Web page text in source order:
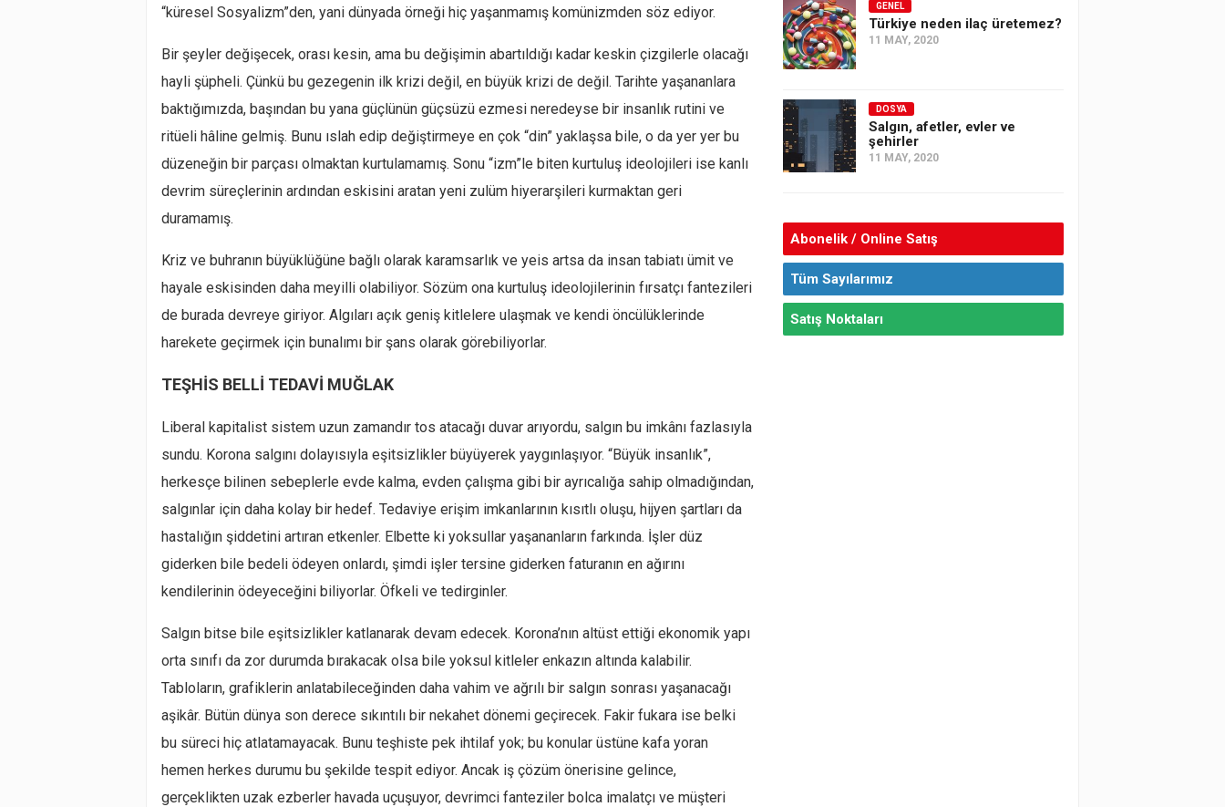
“küresel Sosyalizm”den, yani dünyada örneği hiç yaşanmamış komünizmden söz ediyor.
Bir şeyler değişecek, orası kesin, ama bu değişimin abartıldığı kadar keskin çizgilerle olacağı
hayli şüpheli. Çünkü bu gezegenin ilk krizi değil, en büyük krizi de değil. Tarihte yaşananlara
baktığımızda, başından bu yana güçlünün güçsüzü ezmesi neredeyse bir insanlık rutini ve
ritüeli hâline gelmiş. Bunu ıslah edip değiştirmeye en çok “din” yaklaşsa bile, o da yer yer bu
düzeneğin bir parçası olmaktan kurtulamamış. Sonu “izm”le biten kurtuluş ideolojileri ise kanlı
devrim süreçlerinin ardından eskisini aratan yeni zulüm hiyerarşileri kurmaktan geri
duramamış.
Kriz ve buhranın büyüklüğüne bağlı olarak karamsarlık ve yeis artsa da insan tabiatı ümit ve
hayale eskisinden daha meyilli olabiliyor. Sözüm ona kurtuluş ideolojilerinin fırsatçı fantezileri
de burada devreye giriyor. Algıları açık geniş kitlelere ulaşmak ve kendi öncülüklerinde
harekete geçirmek için bunalımı bir şans olarak görebiliyorlar.
TEŞHİS BELLİ TEDAVİ MUĞLAK
Liberal kapitalist sistem uzun zamandır tos atacağı duvar arıyordu, salgın bu imkânı fazlasıyla
sundu. Korona salgını dolayısıyla eşitsizlikler büyüyerek yaygınlaşıyor. “Büyük insanlık”,
herkesçe bilinen sebeplerle evde kalma, evden çalışma gibi bir ayrıcalığa sahip olmadığından,
salgınlar için daha kolay bir hedef. Tedaviye erişim imkanlarının kısıtlı oluşu, hijyen şartları da
hastalığın şiddetini artıran etkenler. Elbette ki yoksullar yaşananların farkında. İşler düz
giderken bile bedeli ödeyen onlardı, şimdi işler tersine giderken faturanın en ağırını
kendilerinin ödeyeceğini biliyorlar. Öfkeli ve tedirginler.
Salgın bitse bile eşitsizlikler katlanarak devam edecek. Korona’nın altüst ettiği ekonomik yapı
orta sınıfı da zor durumda bırakacak olsa bile yoksul kitleler enkazın altında kalabilir.
Tabloların, grafiklerin anlatabileceğinden daha vahim ve ağrılı bir salgın sonrası yaşanacağı
aşikâr. Bütün dünya son derece sıkıntılı bir nekahet dönemi geçirecek. Fakir fukara ise belki
bu süreci hiç atlatamayacak. Bunu teşhiste pek ihtilaf yok; bu konular üstüne kafa yoran
hemen herkes durumu bu şekilde tespit ediyor. Ancak iş çözüm önerisine gelince,
gerçeklikten uzak ezberler havada uçuşuyor, devrimci fanteziler bolca imalatçı ve müşteri
GENEL
Türkiye neden ilaç üretemez?
11 MAY, 2020
DOSYA
Salgın, afetler, evler ve
şehirler
11 MAY, 2020
Abonelik / Online Satış
Tüm Sayılarımız
Satış Noktaları